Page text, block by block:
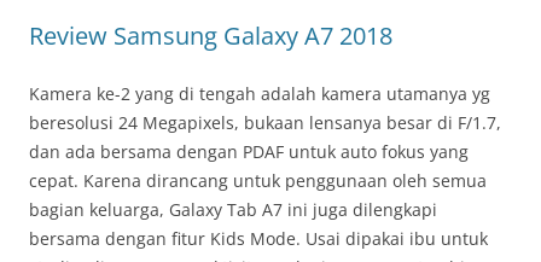
Review Samsung Galaxy A7 2018
Kamera ke-2 yang di tengah adalah kamera utamanya yg
beresolusi 24 Megapixels, bukaan lensanya besar di F/1.7,
dan ada bersama dengan PDAF untuk auto fokus yang
cepat. Karena dirancang untuk penggunaan oleh semua
bagian keluarga, Galaxy Tab A7 ini juga dilengkapi
bersama dengan fitur Kids Mode. Usai dipakai ibu untuk